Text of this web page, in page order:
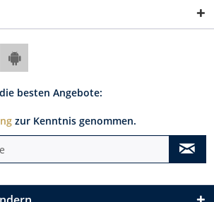
besten Angebote:
zur Kenntnis genommen.